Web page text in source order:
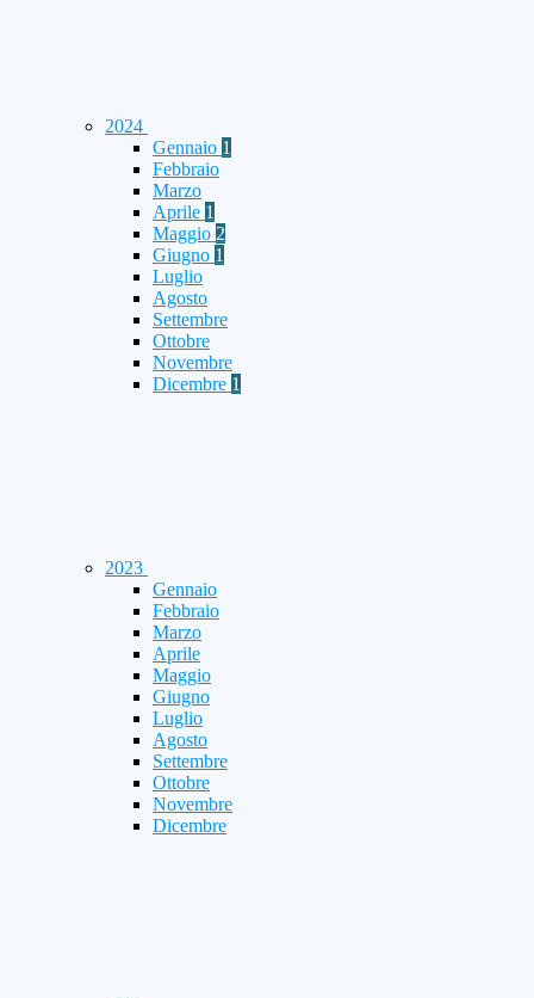
2024
Gennaio 1
Febbraio
Marzo
Aprile 1
Maggio 2
Giugno 1
Luglio
Agosto
Settembre
Ottobre
Novembre
Dicembre 1
2023
Gennaio
Febbraio
Marzo
Aprile
Maggio
Giugno
Luglio
Agosto
Settembre
Ottobre
Novembre
Dicembre